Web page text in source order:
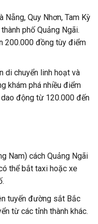
Quy Nhơn, Tam Kỳ
phố Quảng Ngãi.
200.000 đồng tùy điểm
di chuyển linh hoạt và
khám phá nhiều điểm
dao động từ 120.000 đến
Nam) cách Quảng Ngãi
thể bắt taxi hoặc xe
tuyến đường sắt Bắc
từ các tỉnh thành khác.